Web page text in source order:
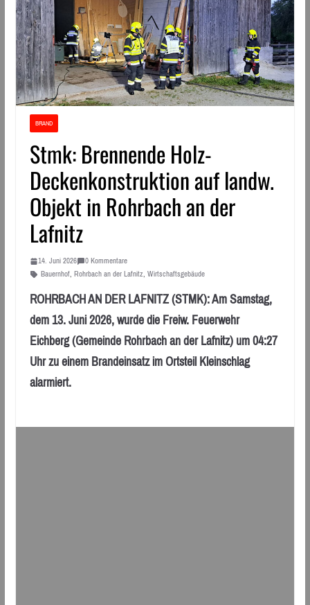
BRAND
Stmk: Brennende Holz-
Deckenkonstruktion auf landw.
Objekt in Rohrbach an der
Lafnitz
14. Juni 2026
0 Kommentare
Bauernhof, Rohrbach an der Lafnitz, Wirtschaftsgebäude
ROHRBACH AN DER LAFNITZ (STMK): Am Samstag,
dem 13. Juni 2026, wurde die Freiw. Feuerwehr
Eichberg (Gemeinde Rohrbach an der Lafnitz) um 04:27
Uhr zu einem Brandeinsatz im Ortsteil Kleinschlag
alarmiert.